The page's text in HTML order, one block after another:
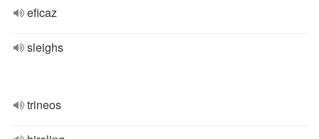
eficaz
sleighs
trineos